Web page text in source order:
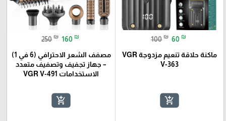
100 ₪ 60 ₪
ماكنة حلاقة تنعيم مزدوجة VGR
V-363
add_shopping_cart
250 ₪ 160 ₪
مصفف الشعر الاحترافي (6 في 1)
– جهاز تجفيف وتصفيف متعدد
الاستخدامات VGR V-491
add_shopping_cart